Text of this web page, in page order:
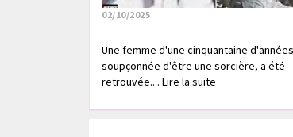
02/10/2025
Une femme d'une cinquantaine
soupçonnée d'être une sorcière, a été
retrouvée.... Lire la suite